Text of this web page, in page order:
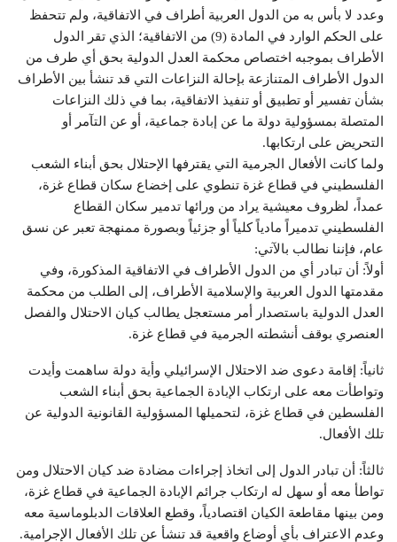
وعدد لا بأس به من الدول العربية أطراف في الاتفاقية، ولم تتحفظ
على الحكم الوارد في المادة (9) من الاتفاقية؛ الذي تقر الدول
الأطراف بموجبه اختصاص محكمة العدل الدولية بحق أي طرف من
الدول الأطراف المتنازعة بإحالة النزاعات التي قد تنشأ بين الأطراف
بشأن تفسير أو تطبيق أو تنفيذ الاتفاقية، بما في ذلك النزاعات
المتصلة بمسؤولية دولة ما عن إبادة جماعية، أو عن التآمر أو
التحريض على ارتكابها.
ولما كانت الأفعال الجرمية التي يقترفها الإحتلال بحق أبناء الشعب
الفلسطيني في قطاع غزة تنطوي على إخضاع سكان قطاع غزة،
عمداً، لظروف معيشية يراد من ورائها تدمير سكان القطاع
الفلسطيني تدميراً مادياً كلياً أو جزئياً وبصورة ممنهجة تعبر عن نسق
عام، فإننا نطالب بالآتي:
أولاً: أن تبادر أي من الدول الأطراف في الاتفاقية المذكورة، وفي
مقدمتها الدول العربية والإسلامية الأطراف، إلى الطلب من محكمة
العدل الدولية باستصدار أمر مستعجل يطالب كيان الاحتلال والفصل
العنصري بوقف أنشطته الجرمية في قطاع غزة.
ثانياً: إقامة دعوى ضد الاحتلال الإسرائيلي وأية دولة ساهمت وأيدت
وتواطأت معه على ارتكاب الإبادة الجماعية بحق أبناء الشعب
الفلسطين في قطاع غزة، لتحميلها المسؤولية القانونية الدولية عن
تلك الأفعال.
ثالثاً: أن تبادر الدول إلى اتخاذ إجراءات مضادة ضد كيان الاحتلال ومن
تواطأ معه أو سهل له ارتكاب جرائم الإبادة الجماعية في قطاع غزة،
ومن بينها مقاطعة الكيان اقتصادياً، وقطع العلاقات الدبلوماسية معه
وعدم الاعتراف بأي أوضاع واقعية قد تنشأ عن تلك الأفعال الإجرامية.